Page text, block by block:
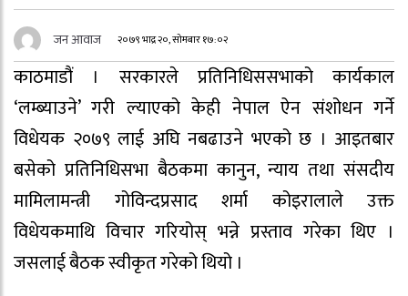
जन आवाज २०७९ भाद्र २०, सोमबार १७:०२
काठमाडौं । सरकारले प्रतिनिधिससभाको कार्यकाल
‘लम्ब्याउने’ गरी ल्याएको केही नेपाल ऐन संशोधन गर्ने
विधेयक २०७९ लाई अघि नबढाउने भएको छ । आइतबार
बसेको प्रतिनिधिसभा बैठकमा कानुन, न्याय तथा संसदीय
मामिलामन्त्री गोविन्दप्रसाद शर्मा कोइरालाले उक्त
विधेयकमाथि विचार गरियोस् भन्ने प्रस्ताव गरेका थिए ।
जसलाई बैठक स्वीकृत गरेको थियो ।